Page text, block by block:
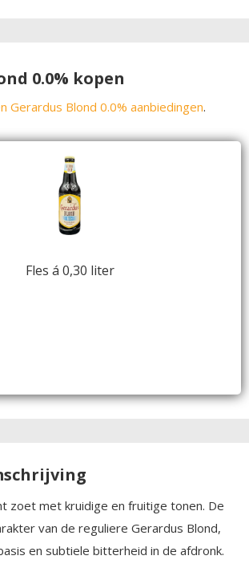
0.0% kopen
Gerardus Blond 0.0% aanbiedingen.
Fles á 0,30 liter
zoet met kruidige en fruitige tonen. De
van de reguliere Gerardus Blond,
en subtiele bitterheid in de afdronk.